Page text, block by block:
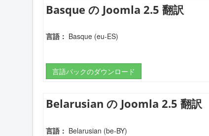
Basque の Joomla 2.5 翻訳
言語： Basque (eu-ES)
言語パックのダウンロード
Belarusian の Joomla 2.5 翻訳
言語： Belarusian (be-BY)